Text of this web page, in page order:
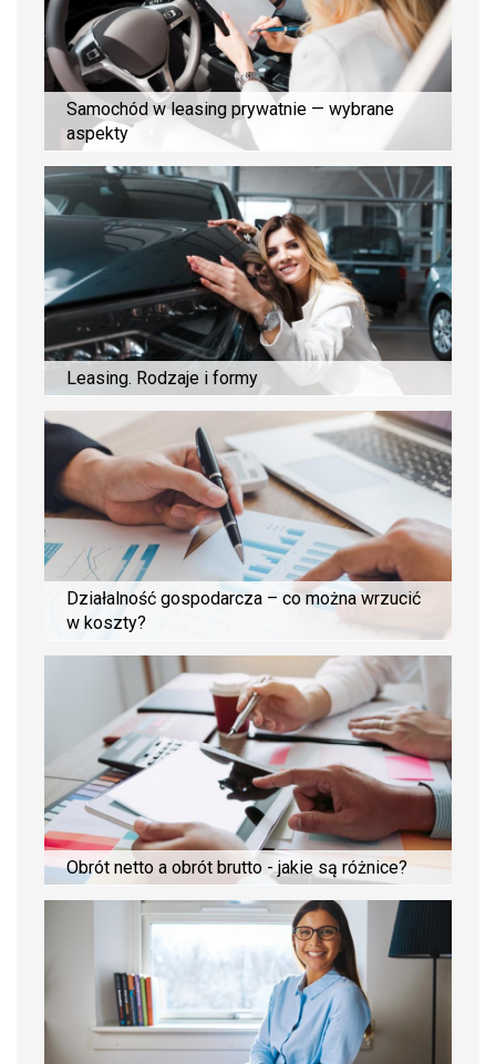
Samochód w leasing prywatnie — wybrane
aspekty
Leasing. Rodzaje i formy
Działalność gospodarcza – co można wrzucić
w koszty?
Obrót netto a obrót brutto - jakie są różnice?